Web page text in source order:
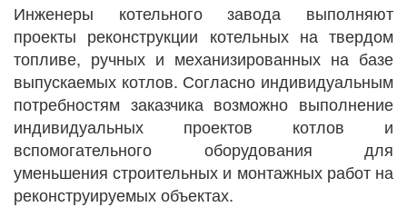
Инженеры котельного завода выполняют
проекты реконструкции котельных на твердом
топливе, ручных и механизированных на базе
выпускаемых котлов. Согласно индивидуальным
потребностям заказчика возможно выполнение
индивидуальных проектов котлов и
вспомогательного оборудования для
уменьшения строительных и монтажных работ на
реконструируемых объектах.